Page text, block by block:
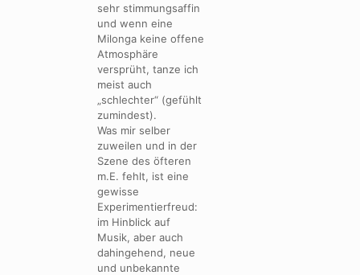
sehr stimmungsaffin
und wenn eine
Milonga keine offene
Atmosphäre
versprüht, tanze ich
meist auch
„schlechter“ (gefühlt
zumindest).
Was mir selber
zuweilen und in der
Szene des öfteren
m.E. fehlt, ist eine
gewisse
Experimentierfreud:
im Hinblick auf
Musik, aber auch
dahingehend, neue
und unbekannte